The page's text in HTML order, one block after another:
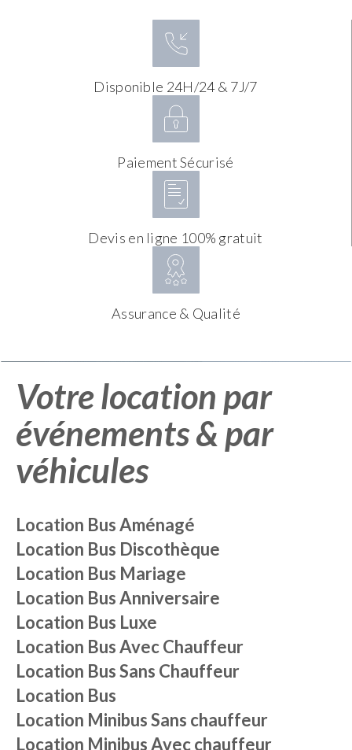
Disponible 24H/24 & 7J/7
Paiement Sécurisé
Devis en ligne 100% gratuit
Assurance & Qualité
Votre location par
événements & par
véhicules
Location BusAménagé
Location Bus Discothèque
Location Bus Mariage
Location BusAnniversaire
Location Bus Luxe
Location BusAvec Chauffeur
Location BusSans Chauffeur
Location Bus
Location MinibusSans chauffeur
Location MinibusAvec chauffeur